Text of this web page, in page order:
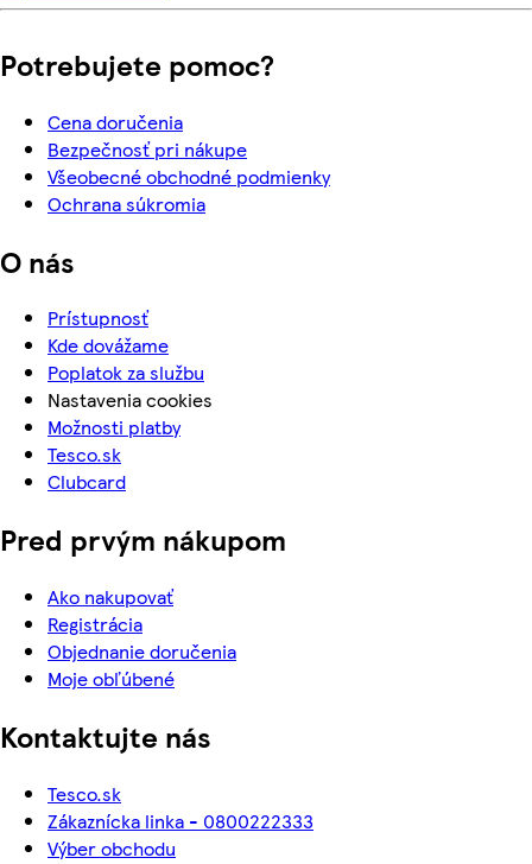
Potrebujete pomoc?
Cena doručenia
Bezpečnosť pri nákupe
Všeobecné obchodné podmienky
Ochrana súkromia
O nás
Prístupnosť
Kde dovážame
Poplatok za službu
Nastavenia cookies
Možnosti platby
Tesco.sk
Clubcard
Pred prvým nákupom
Ako nakupovať
Registrácia
Objednanie doručenia
Moje obľúbené
Kontaktujte nás
Tesco.sk
Zákaznícka linka - 0800222333
Výber obchodu